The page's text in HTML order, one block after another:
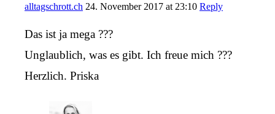
alltagschrott.ch 24. November 2017 at 23:10 Reply
Das ist ja mega ???
Unglaublich, was es gibt. Ich freue mich ???
Herzlich. Priska